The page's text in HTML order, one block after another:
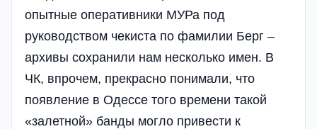
опытные оперативники МУРа под
руководством чекиста по фамилии Берг –
архивы сохранили нам несколько имен. В
ЧК, впрочем, прекрасно понимали, что
появление в Одессе того времени такой
«залетной» банды могло привести к